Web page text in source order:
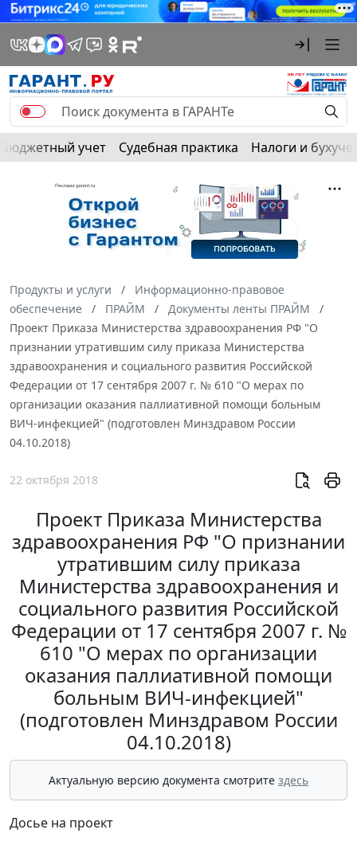
Бюджетный учет Судебная практика Налоги и
Продукты и услуги
Информационно-правовое
обеспечение
ПРАЙМ
Документы ленты ПРАЙМ
Проект Приказа Министерства здравоохранения РФ "О
признании утратившим силу приказа Министерства
здравоохранения и социального развития Российской
Федерации от 17 сентября 2007 г. № 610 "О мерах по
организации оказания паллиативной помощи больным
ВИЧ-инфекцией" (подготовлен Минздравом России
04.10.2018)
22 октября 2018
Проект Приказа Министерства
здравоохранения РФ "О признании
утратившим силу приказа
Министерства здравоохранения и
социального развития Российской
Федерации от 17 сентября 2007 г. №
610 "О мерах по организации
оказания паллиативной помощи
больным ВИЧ-инфекцией"
(подготовлен Минздравом России
04.10.2018)
Актуальную версию документа смотрите здесь
Досье на проект